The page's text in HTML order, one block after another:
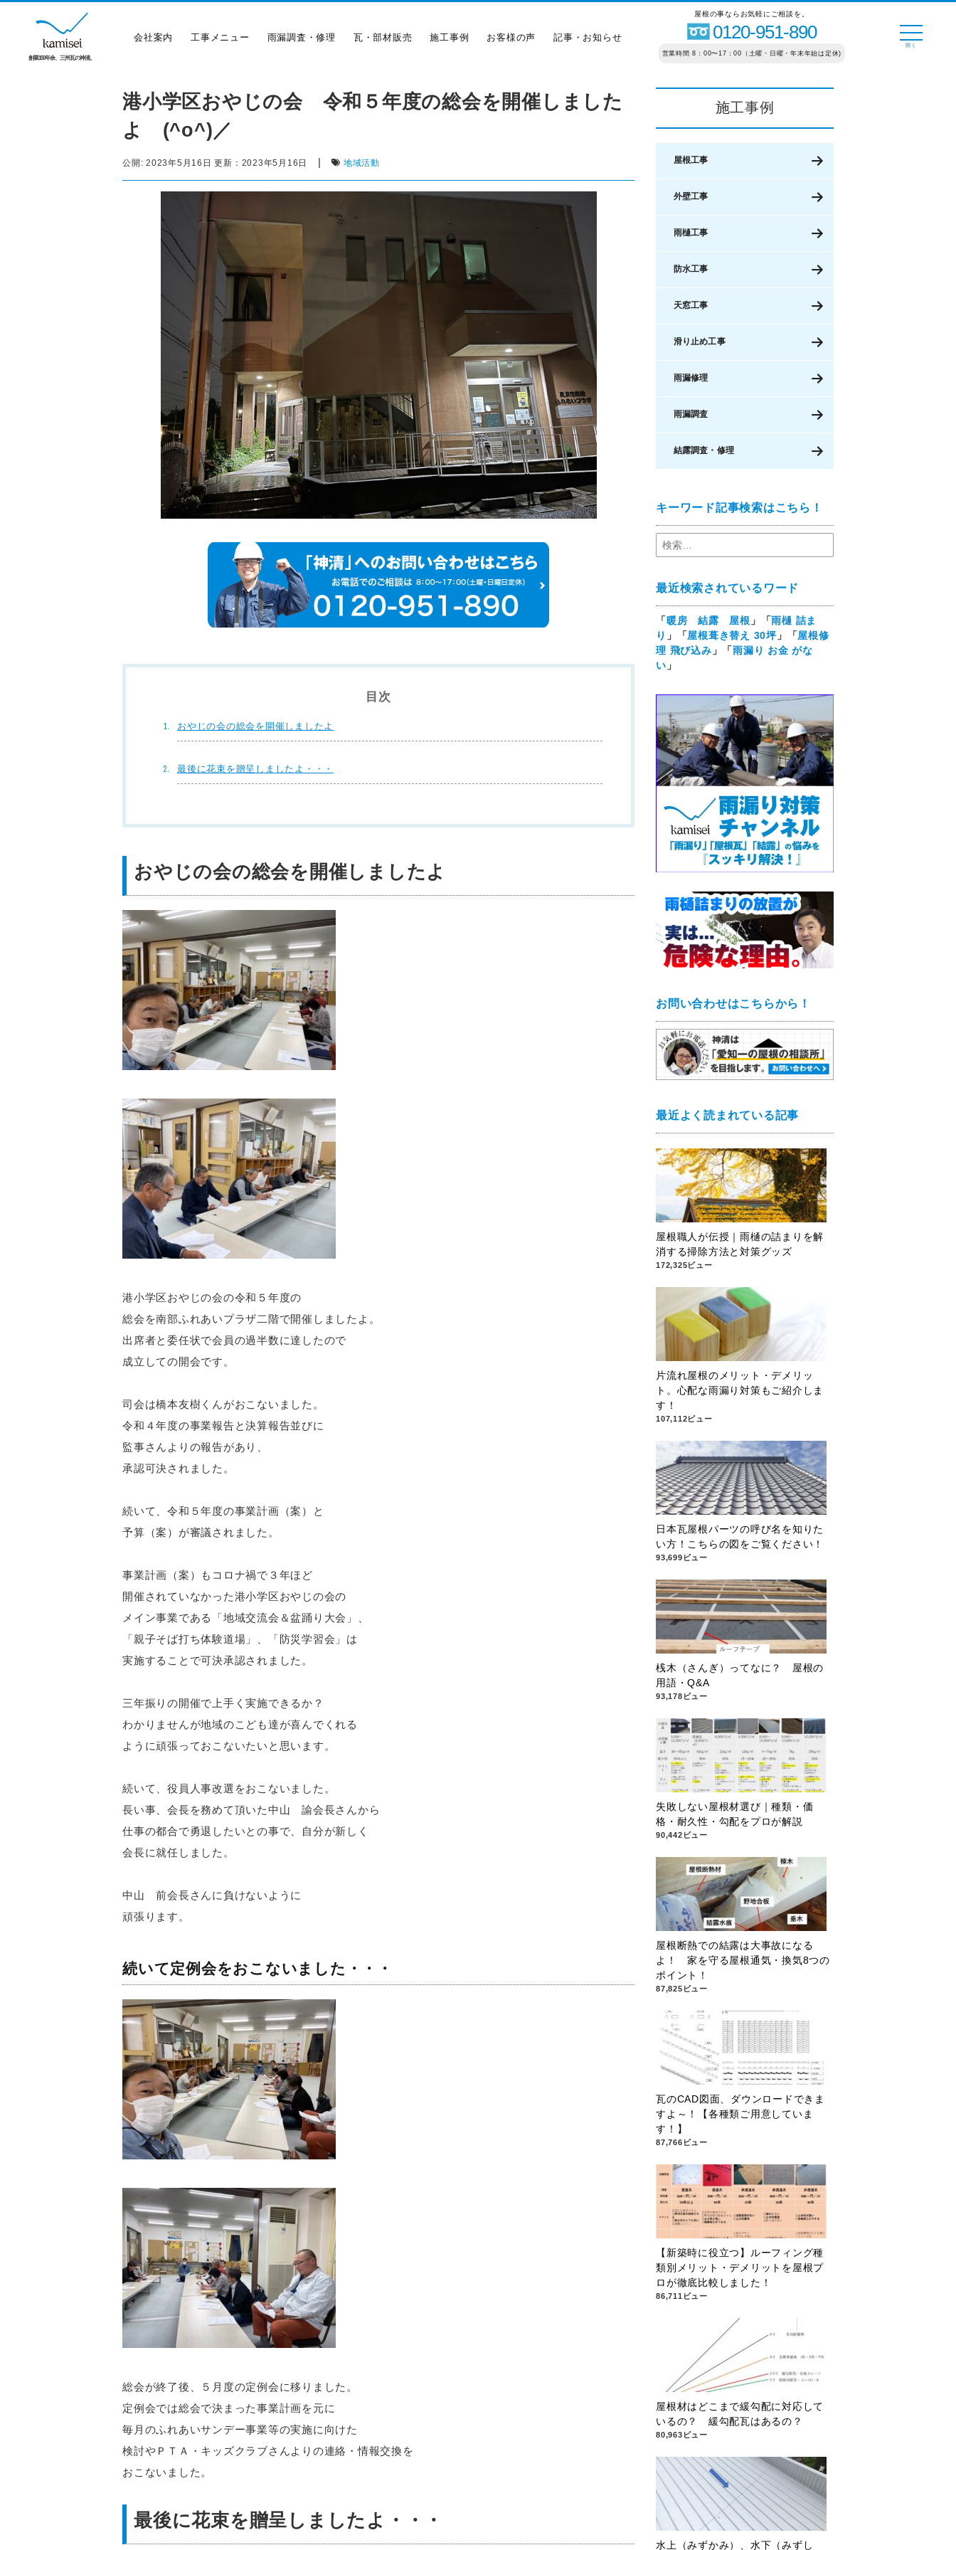
創業150年余、三州瓦の神清。
会社案内 工事メニュー 雨漏調査・修理 瓦・部材販売 施工事例 お客様の声 記事・お知らせ
屋根の事ならお気軽にご相談を。
0120-951-890
営業時間 8：00〜17：00（土曜・日曜・年末年始は定休)
港小学区おやじの会 令和５年度の総会を開催しました
よ (^o^)／
公開: 2023年5月16日 更新： 2023年5月16日 | 地域活動
目次
おやじの会の総会を開催しましたよ
最後に花束を贈呈しましたよ・・・
おやじの会の総会を開催しましたよ
港小学区おやじの会の令和５年度の
総会を南部ふれあいプラザ二階で開催しましたよ。
出席者と委任状で会員の過半数に達したので
成立しての開会です。
司会は橋本友樹くんがおこないました。
令和４年度の事業報告と決算報告並びに
監事さんよりの報告があり、
承認可決されました。
続いて、令和５年度の事業計画（案）と
予算（案）が審議されました。
事業計画（案）もコロナ禍で３年ほど
開催されていなかった港小学区おやじの会の
メイン事業である「地域交流会＆盆踊り大会」、
「親子そば打ち体験道場」、「防災学習会」は
実施することで可決承認されました。
三年振りの開催で上手く実施できるか？
わかりませんが地域のこども達が喜んでくれる
ように頑張っておこないたいと思います。
続いて、役員人事改選をおこないました。
長い事、会長を務めて頂いた中山 諭会長さんから
仕事の都合で勇退したいとの事で、自分が新しく
会長に就任しました。
中山 前会長さんに負けないように
頑張ります。
続いて定例会をおこないました・・・
総会が終了後、５月度の定例会に移りました。
定例会では総会で決まった事業計画を元に
毎月のふれあいサンデー事業等の実施に向けた
検討やＰＴＡ・キッズクラブさんよりの連絡・情報交換を
おこないました。
最後に花束を贈呈しましたよ・・・
施工事例
屋根工事
外壁工事
雨樋工事
防水工事
天窓工事
滑り止め工事
雨漏修理
雨漏調査
結露調査・修理
キーワード記事検索はこちら！
最近検索されているワード
「暖房 結露 屋根 」「雨樋 詰ま
り 」「屋根葺き替え 30坪」「屋根修
理 飛び込み 」「雨漏り お金 がな
い 」
お問い合わせはこちらから！
最近よく読まれている記事
屋根職人が伝授｜雨樋の詰まりを解
消する掃除方法と対策グッズ
172,325ビュー
片流れ屋根のメリット・デメリッ
ト。心配な雨漏り対策もご紹介しま
す！
107,112ビュー
日本瓦屋根パーツの呼び名を知りた
い方！こちらの図をご覧ください！
93,699ビュー
桟木（さんぎ）ってなに？ 屋根の
用語・Q&A
93,178ビュー
失敗しない屋根材選び｜種類・価
格・耐久性・勾配をプロが解説
90,442ビュー
屋根断熱での結露は大事故になる
よ！ 家を守る屋根通気・換気8つの
ポイント！
87,825ビュー
瓦のCAD図面、ダウンロードできま
すよ～！【各種類ご用意していま
す！】
87,766ビュー
【新築時に役立つ】ルーフィング種
類別メリット・デメリットを屋根プ
ロが徹底比較しました！
86,711ビュー
屋根材はどこまで緩勾配に対応して
いるの？ 緩勾配瓦はあるの？
80,963ビュー
水上（みずかみ）、水下（みずし